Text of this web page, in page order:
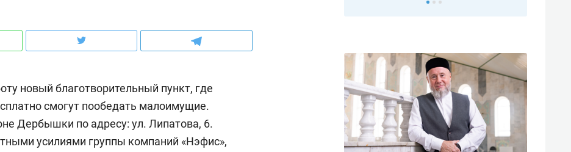
новый благотворительный пункт, где
смогут пообедать малоимущие.
Дербышки по адресу: ул. Липатова, 6.
усилиями группы компаний «Нэфис»,